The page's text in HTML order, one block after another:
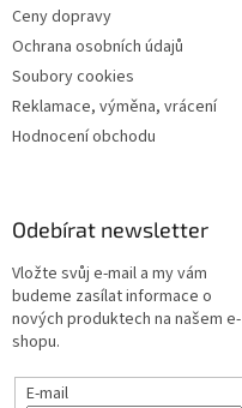
Ceny dopravy
Ochrana osobních údajů
Soubory cookies
Reklamace, výměna, vrácení
Hodnocení obchodu
Odebírat newsletter
Vložte svůj e-mail a my vám
budeme zasílat informace o
nových produktech na našem e-
shopu.
E-mail